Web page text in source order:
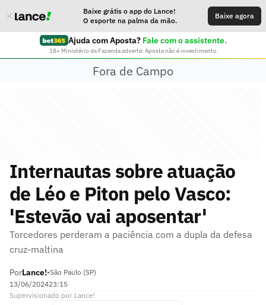
Baixe grátis o app do Lance!
O esporte na palma da mão.
Baixe agora
Ajuda com Aposta? Fale com o assistente.
18+ Ministério da Fazenda adverte: Aposta não é investimento
Fora de Campo
Internautas sobre atuação
de Léo e Piton pelo Vasco:
'Estevão vai aposentar'
Torcedores perderam a paciência com a dupla da defesa
cruz-maltina
PorLance!•São Paulo (SP)
13/06/202423:15
Supervisionado por Lance!